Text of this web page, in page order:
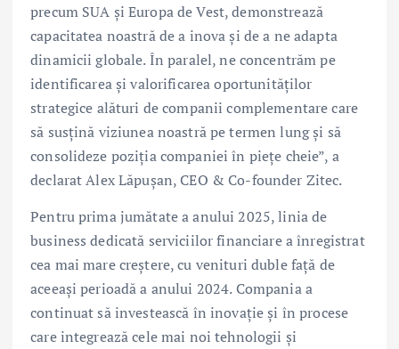
precum SUA și Europa de Vest, demonstrează
capacitatea noastră de a inova și de a ne adapta
dinamicii globale. În paralel, ne concentrăm pe
identificarea și valorificarea oportunităților
strategice alături de companii complementare care
să susțină viziunea noastră pe termen lung și să
consolideze poziția companiei în piețe cheie”, a
declarat Alex Lăpușan, CEO & Co-founder Zitec.
Pentru prima jumătate a anului 2025, linia de
business dedicată serviciilor financiare a înregistrat
cea mai mare creștere, cu venituri duble față de
aceeași perioadă a anului 2024. Compania a
continuat să investească în inovație și în procese
care integrează cele mai noi tehnologii și